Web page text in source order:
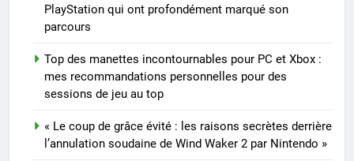
PlayStation qui ont profondément marqué son
parcours
Top des manettes incontournables pour PC et Xbox :
mes recommandations personnelles pour des
sessions de jeu au top
« Le coup de grâce évité : les raisons secrètes derrière
l’annulation soudaine de Wind Waker 2 par Nintendo »